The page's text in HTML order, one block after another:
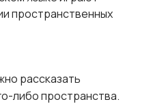
пространственных
рассказать
либо пространства.